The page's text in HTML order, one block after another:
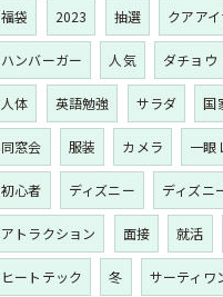
福袋 2023 抽選 クアア
ハンバーガー 人気 ダチョウ
人体 英語勉強 サラダ 国
同窓会 服装 カメラ 一眼
初心者 ディズニー ディズニ
アトラクション 面接 就活
ヒートテック 冬 サーティワ